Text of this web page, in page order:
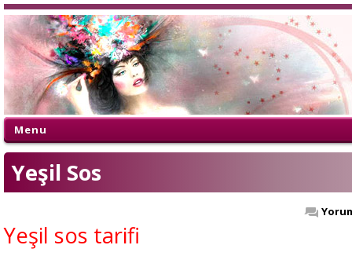
Menu
Yeşil Sos
Yeşil sos tarifi